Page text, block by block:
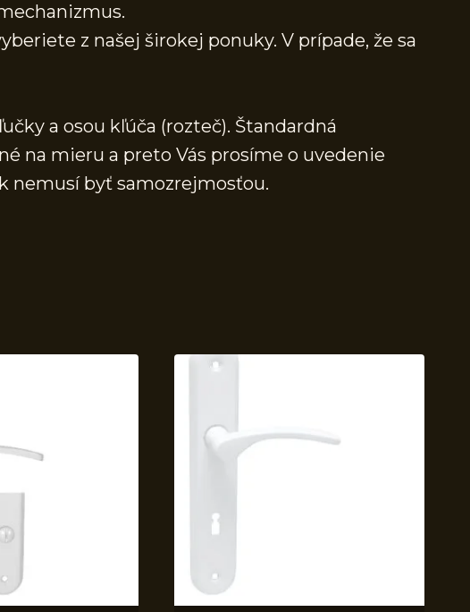
z našej širokej ponuky. V prípade, že sa
a osou kľúča (rozteč). Štandardná
na mieru a preto Vás prosíme o uvedenie
nemusí byť samozrejmosťou.